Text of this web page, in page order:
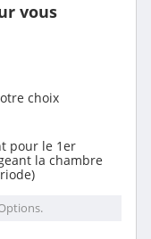
vous
choix
pour le 1er
la chambre